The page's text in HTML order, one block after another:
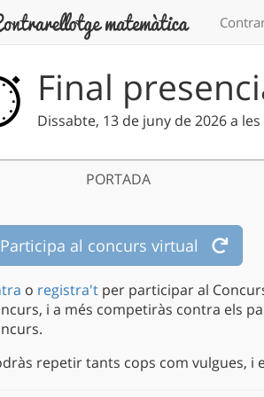
Final
Dissabte, 13 de juny de 2026 a les
PORTADA
o registra't per participar al
i a més competiràs contra els
repetir tants cops com vulgues, i